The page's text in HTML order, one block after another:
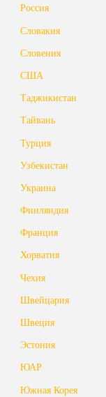
Россия
Словакия
Словения
США
Таджикистан
Тайвань
Турция
Узбекистан
Украина
Финляндия
Франция
Хорватия
Чехия
Швейцария
Швеция
Эстония
ЮАР
Южная Корея